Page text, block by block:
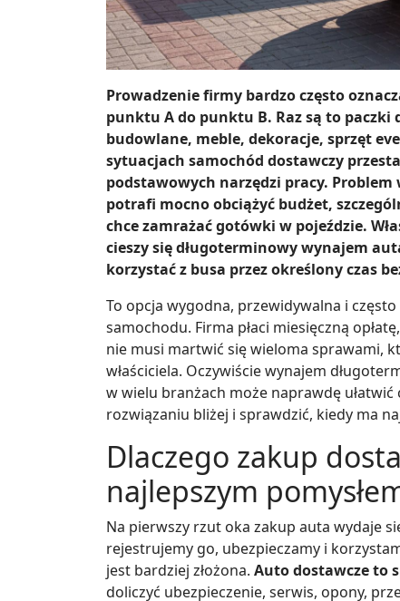
Prowadzenie firmy bardzo często
punktu A do punktu B. Raz są to
budowlane, meble, dekoracje, sprzęt
sytuacjach samochód dostawczy
podstawowych narzędzi pracy.
potrafi mocno obciążyć budżet,
chce zamrażać gotówki w pojeździe.
cieszy się długoterminowy wynajem
korzystać z busa przez określony czas
To opcja wygodna, przewidywalna i
samochodu. Firma płaci miesięczną
nie musi martwić się wieloma sprawami,
właściciela. Oczywiście wynajem
w wielu branżach może naprawdę
rozwiązaniu bliżej i sprawdzić, kiedy ma
Dlaczego zakup
najlepszym
Na pierwszy rzut oka zakup auta wydaje
rejestrujemy go, ubezpieczamy i
jest bardziej złożona. Auto dostawcze to
doliczyć ubezpieczenie, serwis, opony,